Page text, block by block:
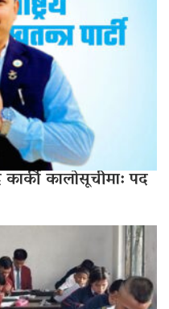
कार्की कालोसूचीमा: पद